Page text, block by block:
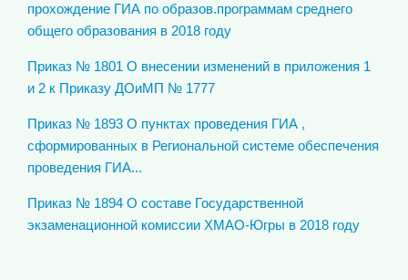
прохождение ГИА по образов.программам среднего
общего образования в 2018 году
Приказ № 1801 О внесении изменений в приложения 1
и 2 к Приказу ДОиМП № 1777
Приказ № 1893 О пунктах проведения ГИА ,
сформированных в Региональной системе обеспечения
проведения ГИА...
Приказ № 1894 О составе Государственной
экзаменационной комиссии ХМАО-Югры в 2018 году